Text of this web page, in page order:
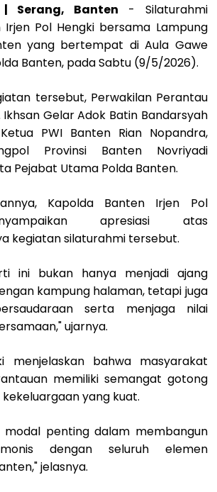
| Serang, Banten - Silaturahmi
Pol Hengki bersama Lampung
yang bertempat di Aula Gawe
Banten, pada Sabtu (9/5/2026).
tersebut, Perwakilan Perantau
Ikhsan Gelar Adok Batin Bandarsyah
PWI Banten Rian Nopandra,
Provinsi Banten Novriyadi
Pejabat Utama Polda Banten.
Kapolda Banten Irjen Pol
apresiasi atas
kegiatan silaturahmi tersebut.
ini bukan hanya menjadi ajang
kampung halaman, tetapi juga
serta menjaga nilai
ujarnya.
menjelaskan bahwa masyarakat
memiliki semangat gotong
yang kuat.
modal penting dalam membangun
dengan seluruh elemen
jelasnya.